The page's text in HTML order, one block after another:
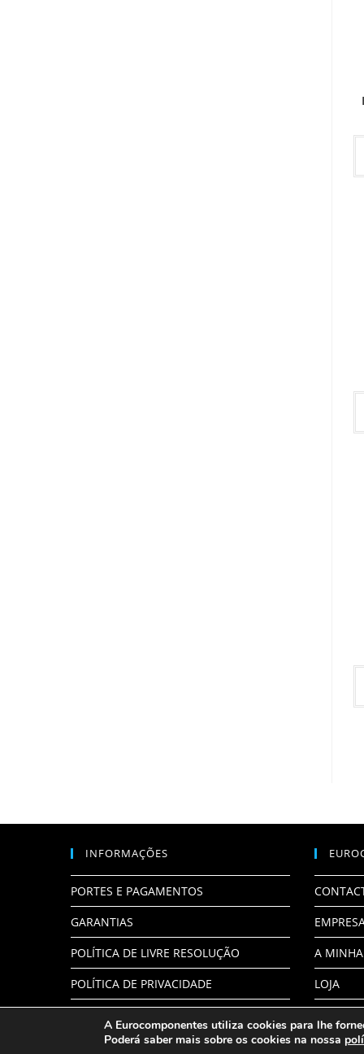
INFORMAÇÕES
PORTES E PAGAMENTOS
GARANTIAS
POLÍTICA DE LIVRE RESOLUÇÃO
POLÍTICA DE PRIVACIDADE
A
LOJA
A Eurocomponentes utiliza cookies para lhe
Poderá saber mais sobre os cookies na nossa